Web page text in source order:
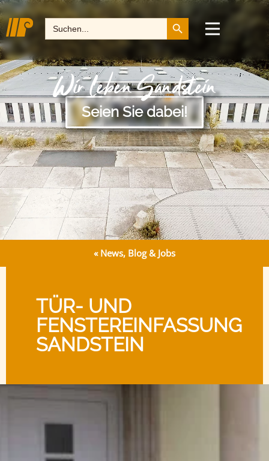
Search
for:
Search Button
Wir leben Sandstein
Seien Sie dabei!
« News, Blog & Jobs
TÜR- UND
FENSTEREINFASSUNG
SANDSTEIN